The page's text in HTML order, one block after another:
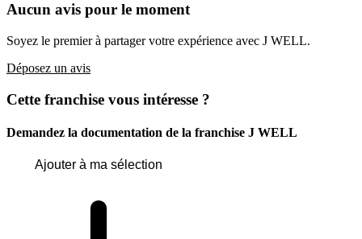
Aucun avis pour le moment
Soyez le premier à partager votre expérience avec J WELL.
Déposez un avis
Cette franchise vous intéresse ?
Demandez la documentation de la franchise J WELL
Ajouter à ma sélection